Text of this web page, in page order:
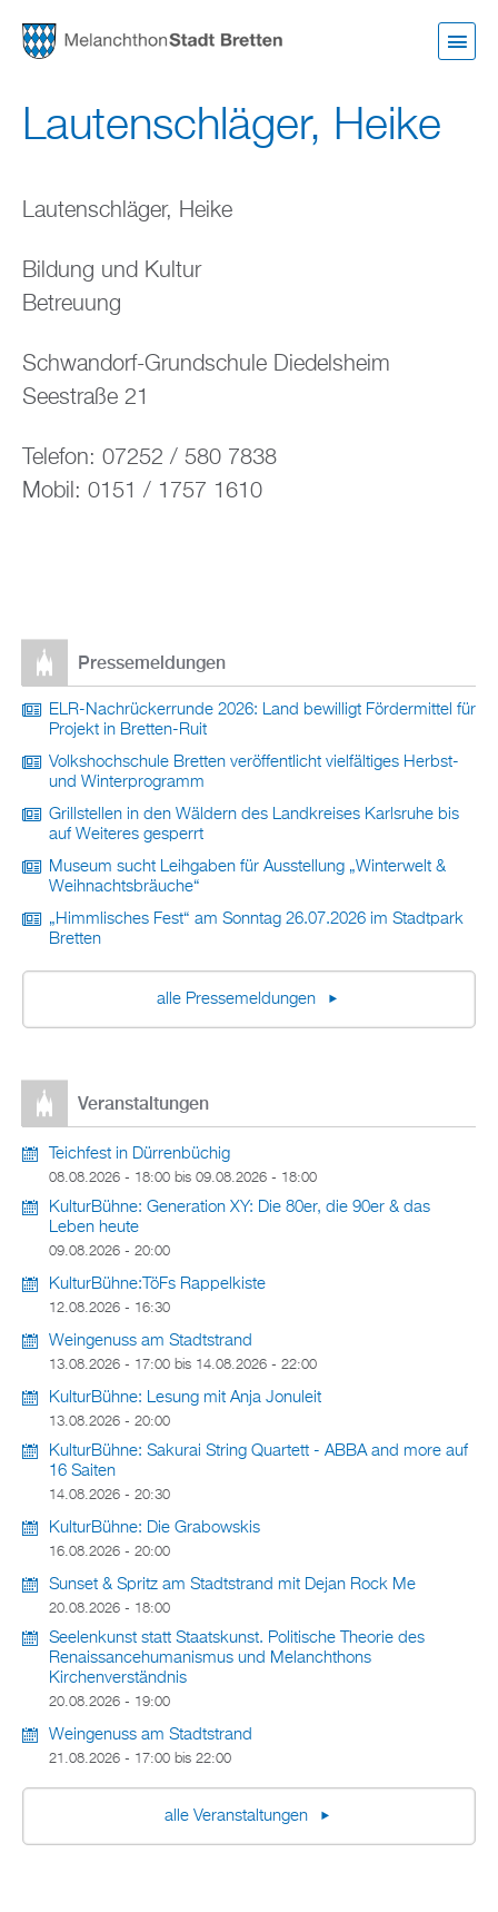
Lautenschläger, Heike
Lautenschläger, Heike
Bildung und Kultur
Betreuung
Schwandorf-Grundschule Diedelsheim
Seestraße 21
Telefon: 07252 / 580 7838
Mobil: 0151 / 1757 1610
Pressemeldungen
ELR-Nachrückerrunde 2026: Land bewilligt Fördermittel für
Projekt in Bretten-Ruit
Volkshochschule Bretten veröffentlicht vielfältiges Herbst-
und Winterprogramm
Grillstellen in den Wäldern des Landkreises Karlsruhe bis
auf Weiteres gesperrt
Museum sucht Leihgaben für Ausstellung „Winterwelt &
Weihnachtsbräuche“
„Himmlisches Fest“ am Sonntag 26.07.2026 im Stadtpark
Bretten
alle Pressemeldungen
Veranstaltungen
Teichfest in Dürrenbüchig
08.08.2026 - 18:00 bis 09.08.2026 - 18:00
KulturBühne: Generation XY: Die 80er, die 90er & das
Leben heute
09.08.2026 - 20:00
KulturBühne:TöFs Rappelkiste
12.08.2026 - 16:30
Weingenuss am Stadtstrand
13.08.2026 - 17:00 bis 14.08.2026 - 22:00
KulturBühne: Lesung mit Anja Jonuleit
13.08.2026 - 20:00
KulturBühne: Sakurai String Quartett - ABBA and more auf
16 Saiten
14.08.2026 - 20:30
KulturBühne: Die Grabowskis
16.08.2026 - 20:00
Sunset & Spritz am Stadtstrand mit Dejan Rock Me
20.08.2026 - 18:00
Seelenkunst statt Staatskunst. Politische Theorie des
Renaissancehumanismus und Melanchthons
Kirchenverständnis
20.08.2026 - 19:00
Weingenuss am Stadtstrand
21.08.2026 - 17:00 bis 22:00
alle Veranstaltungen